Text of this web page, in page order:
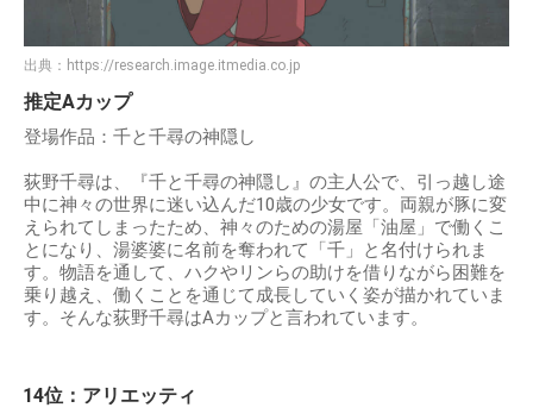
出典： https://research.image.itmedia.co.jp
推定Aカップ
登場作品：千と千尋の神隠し
荻野千尋は、『千と千尋の神隠し』の主人公で、引っ越し途
中に神々の世界に迷い込んだ10歳の少女です。両親が豚に変
えられてしまったため、神々のための湯屋「油屋」で働くこ
とになり、湯婆婆に名前を奪われて「千」と名付けられま
す。物語を通して、ハクやリンらの助けを借りながら困難を
乗り越え、働くことを通じて成長していく姿が描かれていま
す。そんな荻野千尋はAカップと言われています。
14位：アリエッティ